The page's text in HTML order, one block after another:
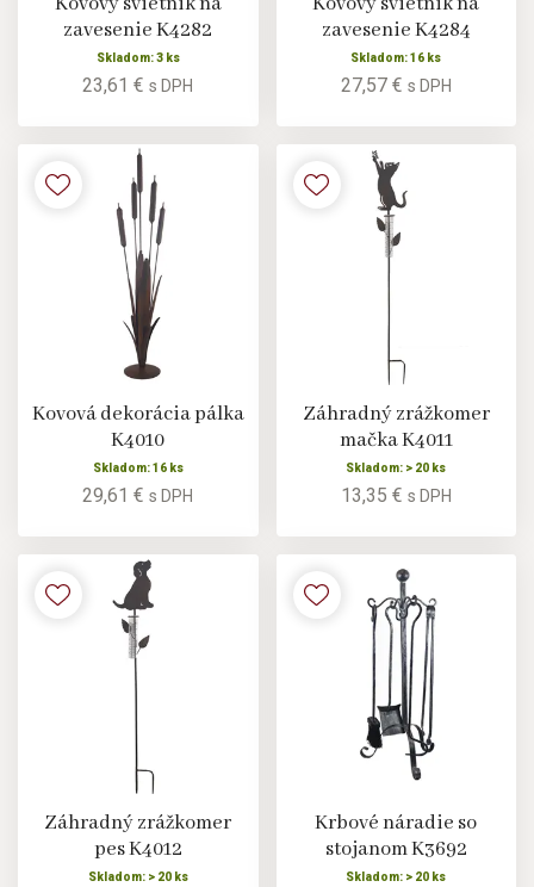
zavesenie K4282
Skladom: 3 ks
23,61 €s DPH
zavesenie K4284
Skladom: 16 ks
27,57 € s DPH
Kovová dekorácia pálka
K4010
Skladom: 16 ks
29,61 €s DPH
Záhradný zrážkomer
mačka K4011
Skladom: > 20 ks
13,35 € s DPH
Záhradný zrážkomer
pes K4012
Skladom: > 20 ks
Krbové náradie so
stojanom K3692
Skladom: > 20 ks